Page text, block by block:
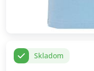
Skladom